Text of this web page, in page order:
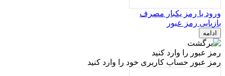
ورود با رمز یکبار مصرف
بازیابی رمز عبور
ادامه
رمز عبور را وارد کنید
رمز عبور حساب کاربری خود را وارد کنید